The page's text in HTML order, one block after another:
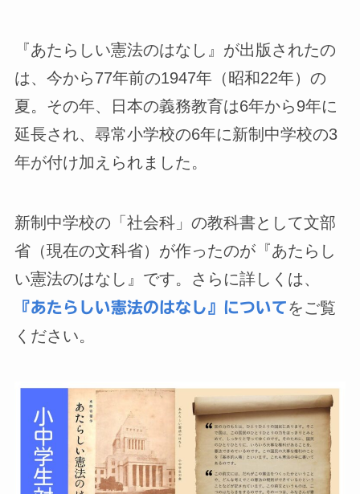
『あたらしい憲法のはなし』が出版されたの
は、今から77年前の1947年（昭和22年）の
夏。その年、日本の義務教育は6年から9年に
延長され、尋常小学校の6年に新制中学校の3
年が付け加えられました。
新制中学校の「社会科」の教科書として文部
省（現在の文科省）が作ったのが『あたらし
い憲法のはなし』です。さらに詳しくは、
『あたらしい憲法のはなし』について をご覧
ください。